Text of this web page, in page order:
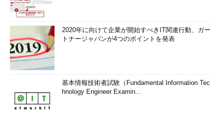
2020年に向けて企業が開始すべきIT関連行動、ガー
トナージャパンが4つのポイントを発表
基本情報技術者試験（Fundamental Information Tec
hnology Engineer Examin...